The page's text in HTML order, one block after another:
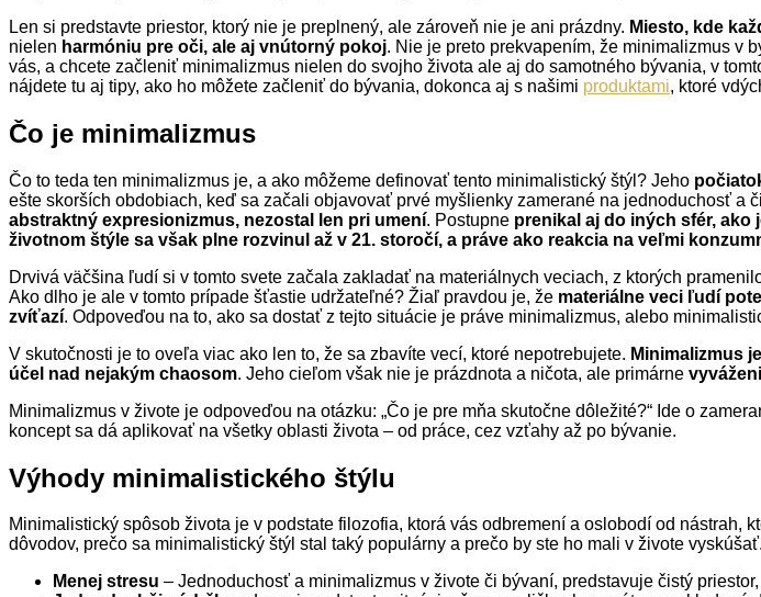
Len si predstavte priestor, ktorý nie je preplnený, ale zároveň nie je ani prázdny. Miesto, kde
nielen harmóniu pre oči, ale aj vnútorný pokoj. Nie je preto prekvapením, že minimalizmus v
vás, a chcete začleniť minimalizmus nielen do svojho života ale aj do samotného bývania, v
nájdete tu aj tipy, ako ho môžete začleniť do bývania, dokonca aj s našimi produktami, ktoré
Čo je minimalizmus
Čo to teda ten minimalizmus je, a ako môžeme definovať tento minimalistický štýl? Jeho
ešte skorších obdobiach, keď sa začali objavovať prvé myšlienky zamerané na jednoduchosť a
abstraktný expresionizmus, nezostal len pri umení. Postupne prenikal aj do iných sfér, ako
životnom štýle sa však plne rozvinul až v 21. storočí, a práve ako reakcia na veľmi
Drvivá väčšina ľudí si v tomto svete začala zakladať na materiálnych veciach, z ktorých
Ako dlho je ale v tomto prípade šťastie udržateľné? Žiaľ pravdou je, že materiálne veci ľudí
zvíťazí. Odpoveďou na to, ako sa dostať z tejto situácie je práve minimalizmus, alebo
V skutočnosti je to oveľa viac ako len to, že sa zbavíte vecí, ktoré nepotrebujete. Minimalizmus
účel nad nejakým chaosom. Jeho cieľom však nie je prázdnota a ničota, ale primárne
Minimalizmus v živote je odpoveďou na otázku: „Čo je pre mňa skutočne dôležité?“ Ide o
koncept sa dá aplikovať na všetky oblasti života – od práce, cez vzťahy až po bývanie.
Výhody minimalistického štýlu
Minimalistický spôsob života je v podstate filozofia, ktorá vás odbremení a oslobodí od
dôvodov, prečo sa minimalistický štýl stal taký populárny a prečo by ste ho mali v živote vyskúšať.
Menej stresu – Jednoduchosť a minimalizmus v živote či bývaní, predstavuje čistý